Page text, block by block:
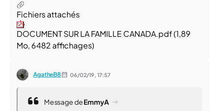
Fichiers attachés
DOCUMENT SUR LA FAMILLE CANADA.pdf
Mo, 6482 affichages)
AgatheB8 06/02/19, 17:57
Message deEmmyA